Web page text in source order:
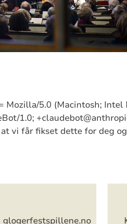
5.0 (Macintosh; Intel
1.0;
vi får fikset dette for deg
glogerfestspillene.no